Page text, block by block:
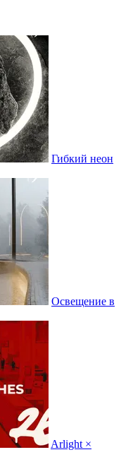
Гибкий неон
Освещение в
Arlight ×